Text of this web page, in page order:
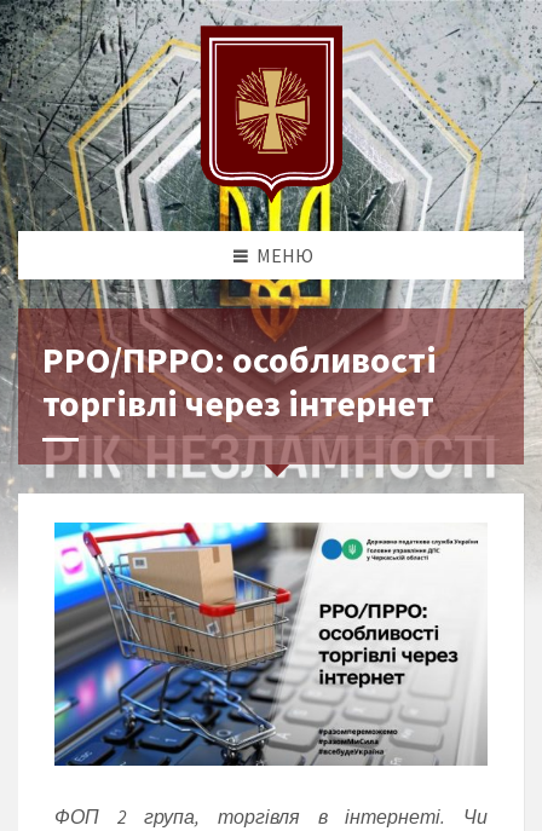
МЕНЮ
РРО/ПРРО: особливості
торгівлі через інтернет
ФОП 2 група, торгівля в інтернеті. Чи